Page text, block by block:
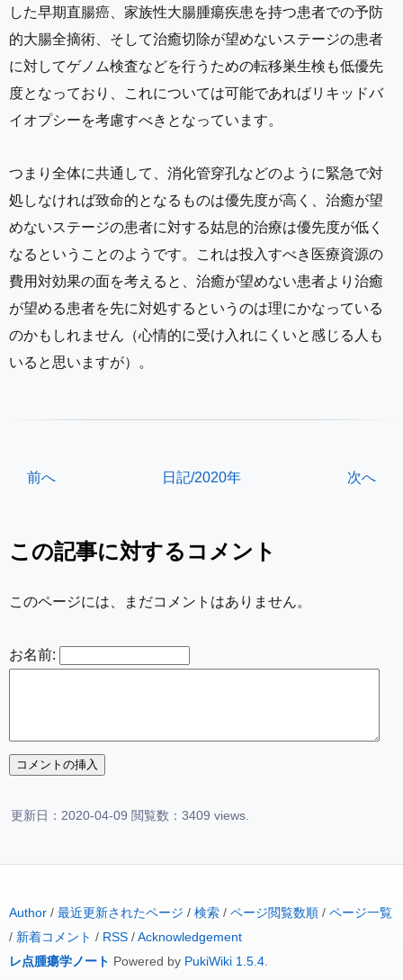
した早期直腸癌、家族性大腸腫瘍疾患を持つ患者での予防
的大腸全摘術、そして治癒切除が望めないステージの患者
に対してゲノム検査などを行うための転移巣生検も低優先
度となっており、これについては可能であればリキッドバ
イオプシーを考慮すべきとなっています。
つまり全体に共通して、消化管穿孔などのように緊急で対
処しなければ致命的となるものは優先度が高く、治癒が望
めないステージの患者に対する姑息的治療は優先度が低く
なるということのようです。これは投入すべき医療資源の
費用対効果の面を考えると、治癒が望めない患者より治癒
が望める患者を先に対処するというのは理にかなっている
のかもしれません（心情的に受け入れにくいと感じる人も
いると思いますが）。
前へ 次へ
日記/2020年
この記事に対するコメント
このページには、まだコメントはありません。
お名前:
更新日：2020-04-09 閲覧数：3409 views.
Author / 最近更新されたページ / 検索 / ページ閲覧数順 / ページ一覧
/ 新着コメント / RSS / Acknowledgement
レ点腫瘍学ノート Powered by PukiWiki 1.5.4